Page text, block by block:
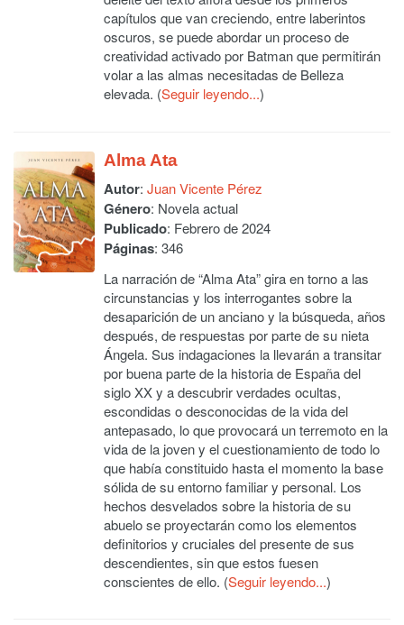
capítulos que van creciendo, entre laberintos
oscuros, se puede abordar un proceso de
creatividad activado por Batman que permitirán
volar a las almas necesitadas de Belleza
elevada. (Seguir leyendo...)
Alma Ata
Autor: Juan Vicente Pérez
Género: Novela actual
Publicado: Febrero de 2024
Páginas: 346
La narración de “Alma Ata” gira en torno a las
circunstancias y los interrogantes sobre la
desaparición de un anciano y la búsqueda, años
después, de respuestas por parte de su nieta
Ángela. Sus indagaciones la llevarán a transitar
por buena parte de la historia de España del
siglo XX y a descubrir verdades ocultas,
escondidas o desconocidas de la vida del
antepasado, lo que provocará un terremoto en la
vida de la joven y el cuestionamiento de todo lo
que había constituido hasta el momento la base
sólida de su entorno familiar y personal. Los
hechos desvelados sobre la historia de su
abuelo se proyectarán como los elementos
definitorios y cruciales del presente de sus
descendientes, sin que estos fuesen
conscientes de ello. (Seguir leyendo...)